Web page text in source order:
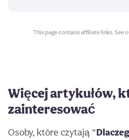
This page contains affiliate links. See
Więcej artykułów,
zainteresować
Osoby, które czytają “